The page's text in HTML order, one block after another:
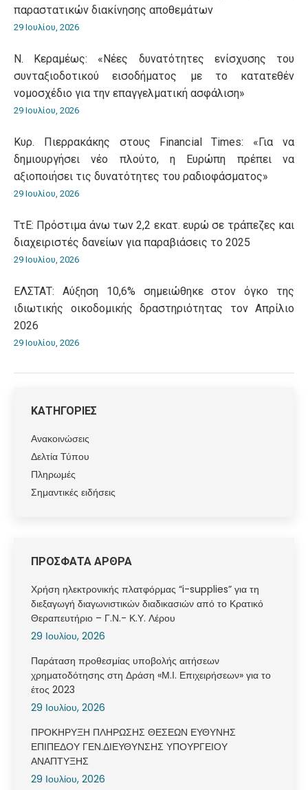
παραστατικών διακίνησης αποθεμάτων
29 Ιουλίου, 2026
Ν. Κεραμέως: «Νέες δυνατότητες ενίσχυσης του
συνταξιοδοτικού εισοδήματος με το κατατεθέν
νομοσχέδιο για την επαγγελματική ασφάλιση»
29 Ιουλίου, 2026
Κυρ. Πιερρακάκης στους Financial Times: «Για να
δημιουργήσει νέο πλούτο, η Ευρώπη πρέπει να
αξιοποιήσει τις δυνατότητες του ραδιοφάσματος»
29 Ιουλίου, 2026
ΤτΕ: Πρόστιμα άνω των 2,2 εκατ. ευρώ σε τράπεζες και
διαχειριστές δανείων για παραβιάσεις το 2025
29 Ιουλίου, 2026
ΕΛΣΤΑΤ: Αύξηση 10,6% σημειώθηκε στον όγκο της
ιδιωτικής οικοδομικής δραστηριότητας τον Απρίλιο
2026
29 Ιουλίου, 2026
ΚΑΤΗΓΟΡΙΕΣ
Ανακοινώσεις
Δελτία Τύπου
Πληρωμές
Σημαντικές ειδήσεις
ΠΡΟΣΦΑΤΑ ΑΡΘΡΑ
Χρήση ηλεκτρονικής πλατφόρμας “i-supplies” για τη
διεξαγωγή διαγωνιστικών διαδικασιών από το Κρατικό
Θεραπευτήριο – Γ.Ν.- Κ.Υ. Λέρου
29 Ιουλίου, 2026
Παράταση προθεσμίας υποβολής αιτήσεων
χρηματοδότησης στη Δράση «Μ.Ι. Επιχειρήσεων» για το
έτος 2023
29 Ιουλίου, 2026
ΠΡΟΚΗΡΥΞΗ ΠΛΗΡΩΣΗΣ ΘΕΣΕΩΝ ΕΥΘΥΝΗΣ
ΕΠΙΠΕΔΟΥ ΓΕΝ.ΔΙΕΥΘΥΝΣΗΣ ΥΠΟΥΡΓΕΙΟΥ
ΑΝΑΠΤΥΞΗΣ
29 Ιουλίου, 2026